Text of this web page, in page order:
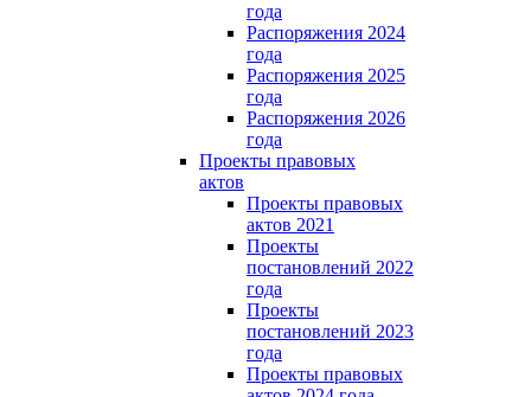
года
Распоряжения 2024
года
Распоряжения 2025
года
Распоряжения 2026
года
Проекты правовых
актов
Проекты правовых
актов 2021
Проекты
постановлений 2022
года
Проекты
постановлений 2023
года
Проекты правовых